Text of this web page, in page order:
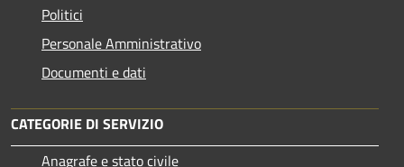
Politici
Personale Amministrativo
Documenti e dati
CATEGORIE DI SERVIZIO
Anagrafe e stato civile